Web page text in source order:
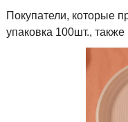
Покупатели, которые
упаковка 100шт., также